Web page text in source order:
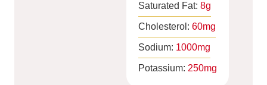
Saturated Fat: 8g
Cholesterol: 60mg
Sodium: 1000mg
Potassium: 250mg